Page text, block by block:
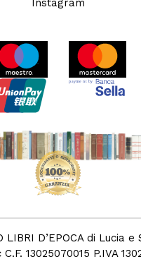
Instagram
LIBRI D’EPOCA di Lucia e
13025070015 P.IVA